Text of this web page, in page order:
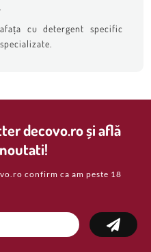
cu detergent specific
decovo.ro și află
confirm ca am peste 18